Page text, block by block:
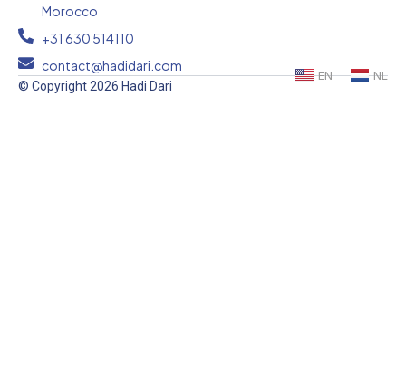
Morocco
+31 630 514110
contact@hadidari.com
© Copyright 2026 Hadi Dari
EN NL